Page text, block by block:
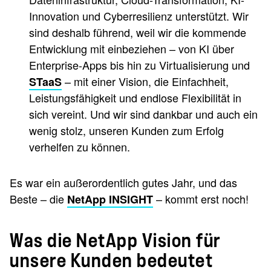
Innovation und Cyberresilienz unterstützt. Wir
sind deshalb führend, weil wir die kommende
Entwicklung mit einbeziehen – von KI über
Enterprise-Apps bis hin zu Virtualisierung und
STaaS– mit einer Vision, die Einfachheit,
Leistungsfähigkeit und endlose Flexibilität in
sich vereint. Und wir sind dankbar und auch ein
wenig stolz, unseren Kunden zum Erfolg
verhelfen zu können.
Es war ein außerordentlich gutes Jahr, und das
Beste – die NetApp INSIGHT– kommt erst noch!
Was die NetApp Vision für
unsere Kunden bedeutet